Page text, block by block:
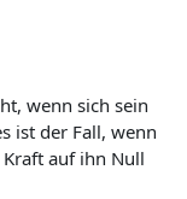
wenn sich sein
ist der Fall, wenn
auf ihn Null